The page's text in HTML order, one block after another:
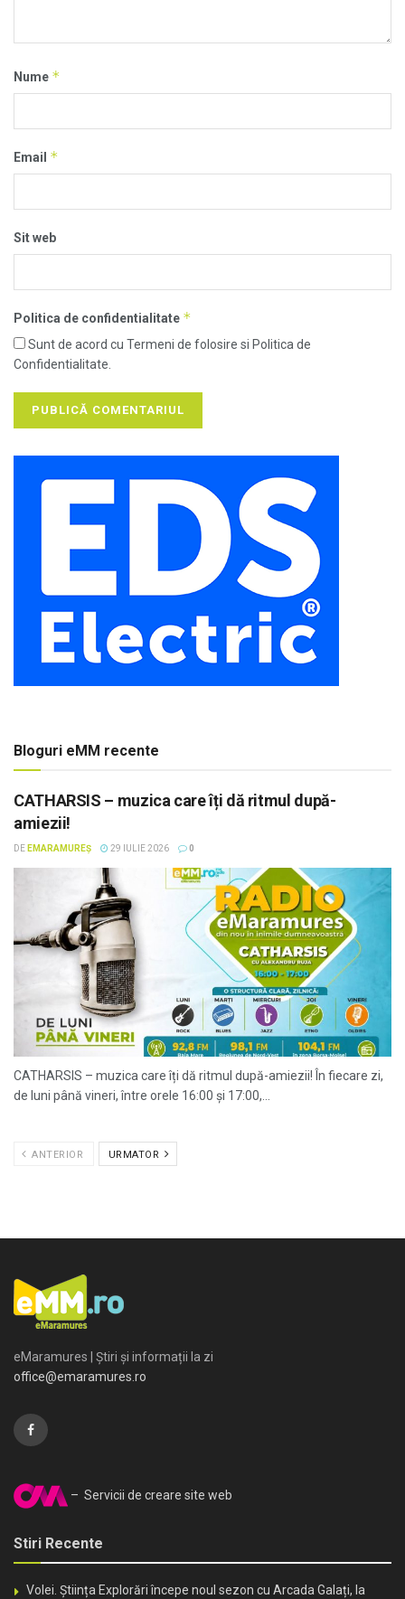
Nume *
Email *
Sit web
Politica de confidentialitate *
Sunt de acord cu Termeni de folosire si Politica de
Confidentialitate.
Bloguri eMM recente
CATHARSIS – muzica care îți dă ritmul după-
amiezii!
DE EMARAMUREȘ 29 IULIE 2026 0
CATHARSIS – muzica care îți dă ritmul după-amiezii! În fiecare zi,
de luni până vineri, între orele 16:00 și 17:00,...
ANTERIOR URMATOR
eMaramures | Știri și informații la zi
office@emaramures.ro
– Servicii de creare site web
Stiri Recente
Volei. Știința Explorări începe noul sezon cu Arcada Galați, la